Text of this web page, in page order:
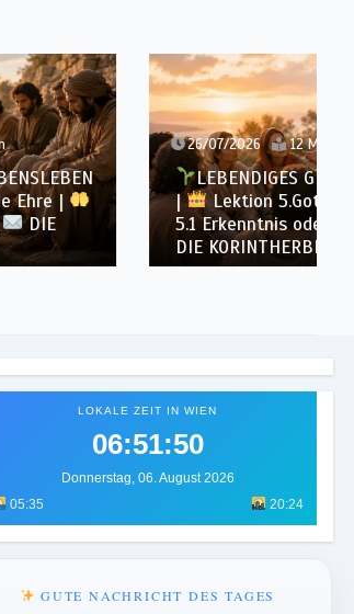
26/07/2026 12 Minuten
LEBENDIGES GLAUBENSLEBEN
|
Lektion 5.Gott alle Ehre |
5.1 Erkenntnis oder Liebe |
DIE KORINTHERBRIEFE
LOKALE ZEIT IN WIEN
06:51:52
Donnerstag, 06. August 2026
05:35
20:24
GUTE NACHRICHT DES TAGES